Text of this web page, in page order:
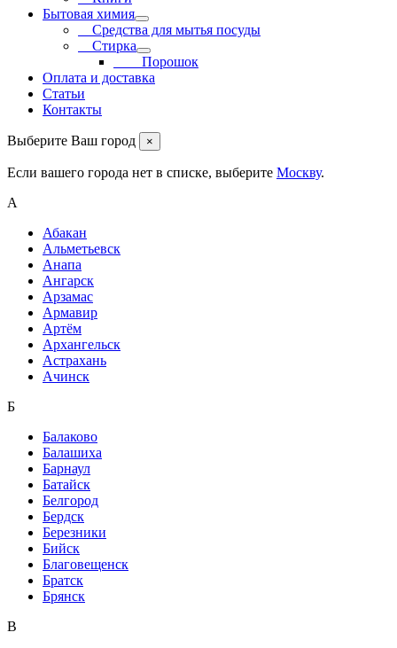
Бытовая химия
Средства для мытья посуды
Стирка
Порошок
Оплата и доставка
Статьи
Контакты
Выберите Ваш город ×
Если вашего города нет в списке, выберите Москву.
А
Абакан
Альметьевск
Анапа
Ангарск
Арзамас
Армавир
Артём
Архангельск
Астрахань
Ачинск
Б
Балаково
Балашиха
Барнаул
Батайск
Белгород
Бердск
Березники
Бийск
Благовещенск
Братск
Брянск
В